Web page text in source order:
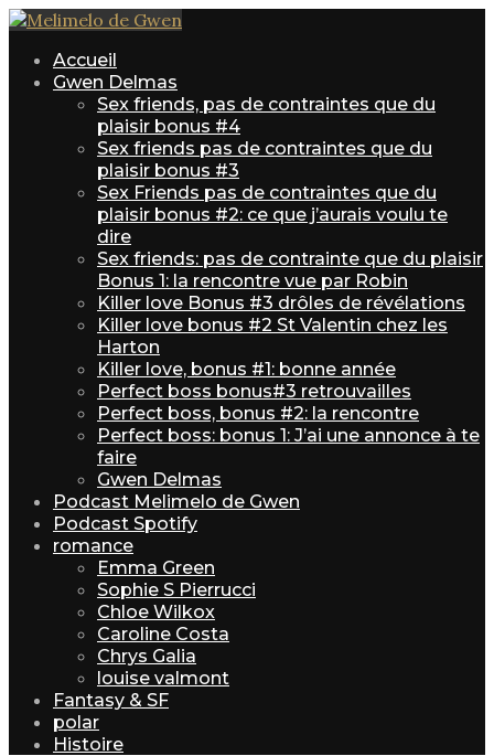
Accueil
Gwen Delmas
Sex friends, pas de contraintes que du
plaisir bonus #4
Sex friends pas de contraintes que du
plaisir bonus #3
Sex Friends pas de contraintes que du
plaisir bonus #2: ce que j’aurais voulu te
dire
Sex friends: pas de contrainte que du plaisir
Bonus 1: la rencontre vue par Robin
Killer love Bonus #3 drôles de révélations
Killer love bonus #2 St Valentin chez les
Harton
Killer love, bonus #1: bonne année
Perfect boss bonus#3 retrouvailles
Perfect boss, bonus #2: la rencontre
Perfect boss: bonus 1: J’ai une annonce à te
faire
Gwen Delmas
Podcast Melimelo de Gwen
Podcast Spotify
romance
Emma Green
Sophie S Pierrucci
Chloe Wilkox
Caroline Costa
Chrys Galia
louise valmont
Fantasy & SF
polar
Histoire